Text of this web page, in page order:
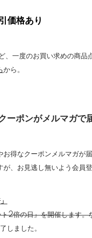
価格あり
、一度のお買い求めの商
から。
ーポンがメルマガで
得なクーポンメルマガ
、お見逃し無いよう会員
2倍の日』を開催します
しました。